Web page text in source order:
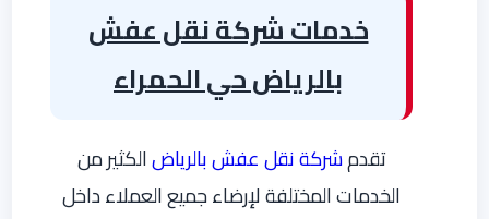
خدمات شركة نقل عفش
بالرياض حي الحمراء
تقدمشركة نقل عفش بالرياضالكثير من
الخدمات المختلفة لإرضاء جميع العملاء داخل